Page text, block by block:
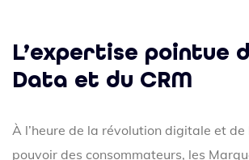
L’expertise pointue
Data et du CRM
À l’heure de la révolution digitale et de
pouvoir des consommateurs, les